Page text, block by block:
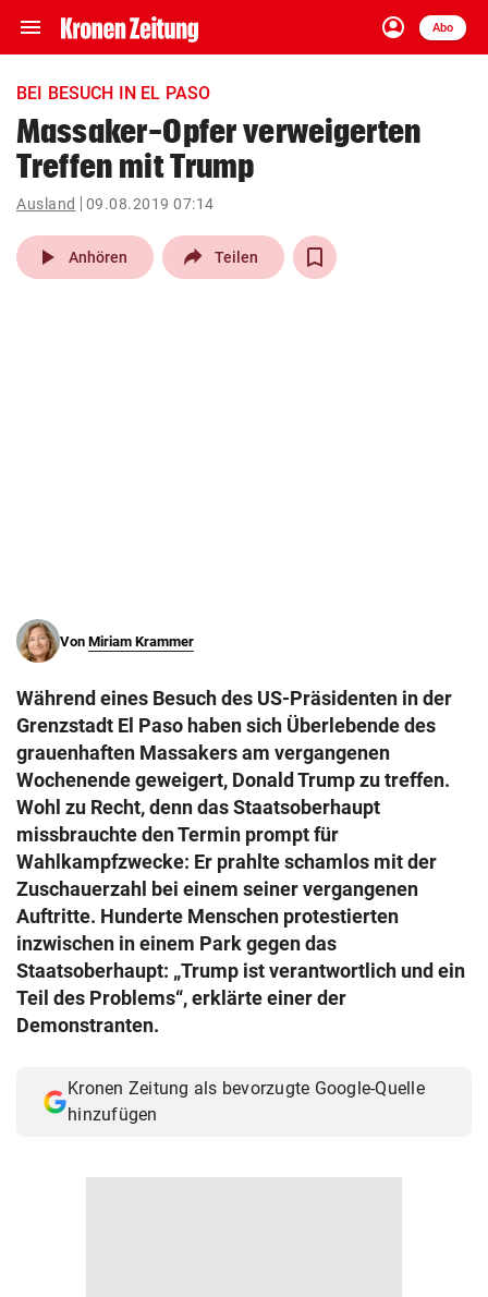
menu Navigation
ein-/ausklappen
account_circle
Anmelden
Abo
close Schließen
account_circle Anmelden
pin_drop
Wien arrow_right
BEI BESUCH IN EL PASO
Massaker-Opfer verweigerten
Treffen mit Trump
Ausland 09.08.2019 07:14
play_arrow Anhören Teilen
Von Miriam Krammer
Während eines Besuch des US-Präsidenten in der
Grenzstadt El Paso haben sich Überlebende des
grauenhaften Massakers am vergangenen
Wochenende geweigert, Donald Trump zu treffen.
Wohl zu Recht, denn das Staatsoberhaupt
missbrauchte den Termin prompt für
Wahlkampfzwecke: Er prahlte schamlos mit der
Zuschauerzahl bei einem seiner vergangenen
Auftritte. Hunderte Menschen protestierten
inzwischen in einem Park gegen das
Staatsoberhaupt: „Trump ist verantwortlich und ein
Teil des Problems“, erklärte einer der
Demonstranten.
Kronen Zeitung als bevorzugte Google-Quelle
hinzufügen